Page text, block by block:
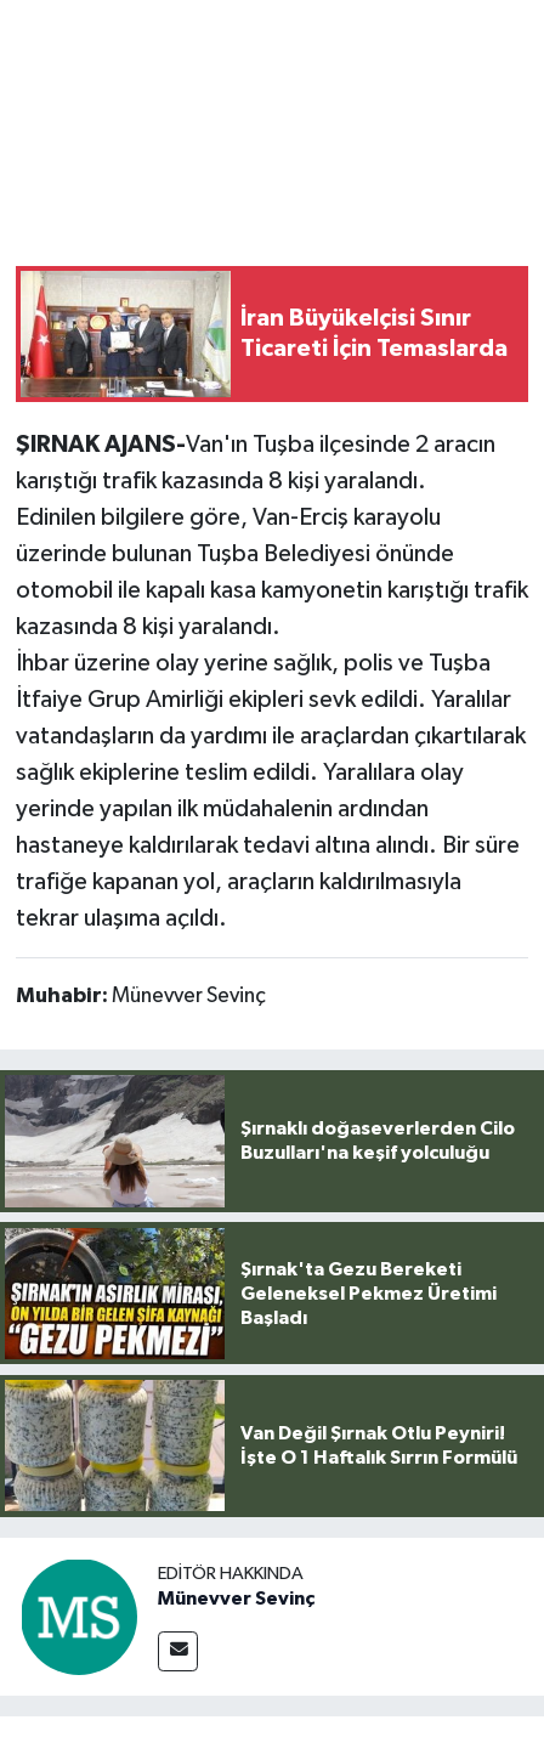
İran Büyükelçisi Sınır
Ticareti İçin Temaslarda
ŞIRNAK AJANS-Van'ın Tuşba ilçesinde 2 aracın
karıştığı trafik kazasında 8 kişi yaralandı.
Edinilen bilgilere göre, Van-Erciş karayolu
üzerinde bulunan Tuşba Belediyesi önünde
otomobil ile kapalı kasa kamyonetin karıştığı trafik
kazasında 8 kişi yaralandı.
İhbar üzerine olay yerine sağlık, polis ve Tuşba
İtfaiye Grup Amirliği ekipleri sevk edildi. Yaralılar
vatandaşların da yardımı ile araçlardan çıkartılarak
sağlık ekiplerine teslim edildi. Yaralılara olay
yerinde yapılan ilk müdahalenin ardından
hastaneye kaldırılarak tedavi altına alındı. Bir süre
trafiğe kapanan yol, araçların kaldırılmasıyla
tekrar ulaşıma açıldı.
Muhabir: Münevver Sevinç
Şırnaklı doğaseverlerden Cilo
Buzulları'na keşif yolculuğu
Şırnak'ta Gezu Bereketi
Geleneksel Pekmez Üretimi
Başladı
Van Değil Şırnak Otlu Peyniri!
İşte O 1 Haftalık Sırrın Formülü
EDITÖR HAKKINDA
Münevver Sevinç